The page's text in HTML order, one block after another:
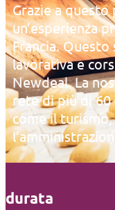
Grazie a
un’esperienza
Francia.
lavorativa e
Newdeal. La
rete di più di
come il
durata